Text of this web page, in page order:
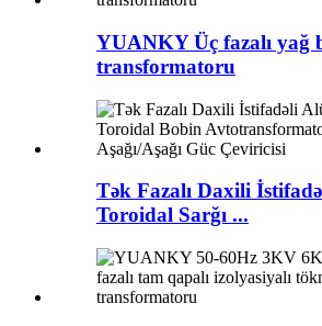
YUANKY Üç fazalı yağ
transformatoru
Tək Fazalı Daxili
Toroidal Sarğı ...